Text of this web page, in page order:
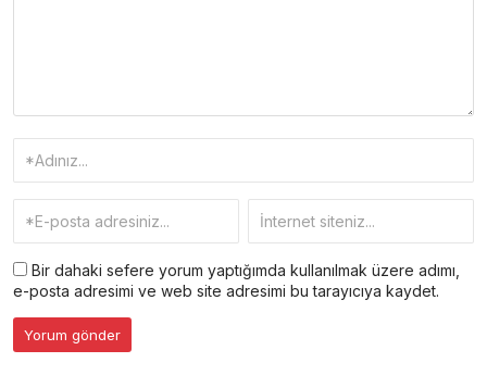
Bir dahaki sefere yorum yaptığımda kullanılmak üzere adımı,
e-posta adresimi ve web site adresimi bu tarayıcıya kaydet.